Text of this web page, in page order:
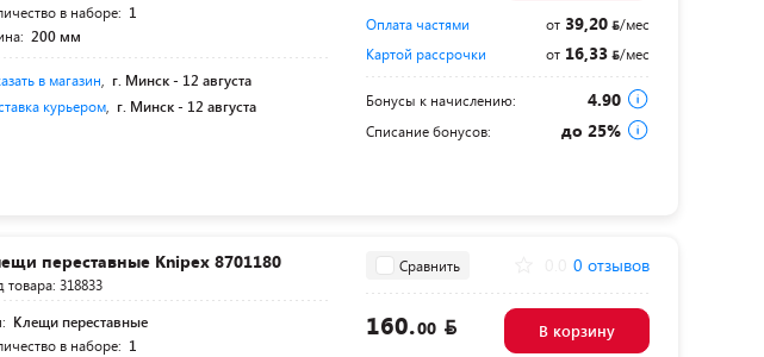
в наборе: 1
200 мм
в магазин, г. Минск - 12 августа
курьером, г. Минск - 12 августа
Оплата частями от39,20
/мес
Картой рассрочки
от16,33 /мес
Бонусы к начислению: 4.90
Списание бонусов: до 25%
переставные Knipex 8701180
товара: 318833
Клещи переставные
в наборе: 1
Сравнить 0 отзывов
160.00 В корзину